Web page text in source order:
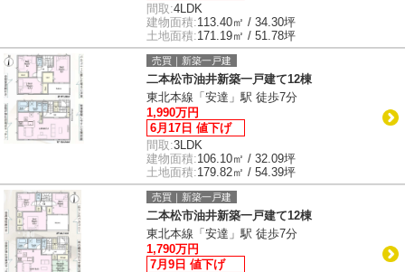
間取:4LDK
建物面積:113.40㎡ / 34.30坪
土地面積:171.19㎡ / 51.78坪
売買｜新築一戸建
二本松市油井新築一戸建て12棟
東北本線「安達」駅 徒歩7分
1,990万円
6月17日 値下げ
間取:3LDK
建物面積:106.10㎡ / 32.09坪
土地面積:179.82㎡ / 54.39坪
売買｜新築一戸建
二本松市油井新築一戸建て12棟
東北本線「安達」駅 徒歩7分
1,790万円
7月9日 値下げ